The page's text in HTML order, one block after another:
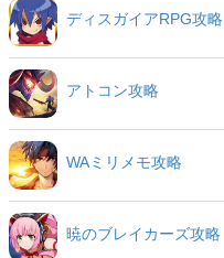
ディスガイアRPG攻略
アトコン攻略
WAミリメモ攻略
暁のブレイカーズ攻略